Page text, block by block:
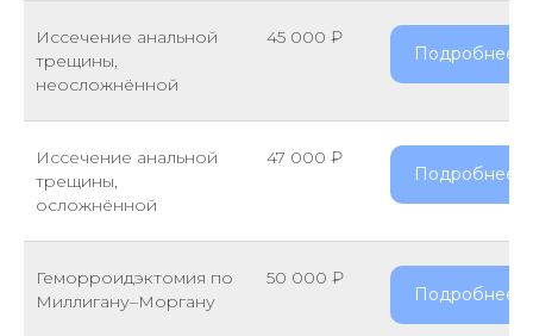
Иссечение анальной
трещины,
неосложнённой
45 000 ₽
Подробнее
Иссечение анальной
трещины,
осложнённой
47 000 ₽
Подробнее
Геморроидэктомия по
Миллигану–Моргану
50 000 ₽
Подробнее